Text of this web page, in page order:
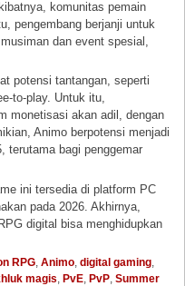
komunitas pemain
pengembang berjanji untuk
dan event spesial,
potensi tantangan, seperti
to-play. Untuk itu,
monetisasi akan adil, dengan
Animo berpotensi menjadi
terutama bagi penggemar
ini tersedia di platform PC
pada 2026. Akhirnya,
digital bisa menghidupkan
RPG Animo digital gaming
magis PvE PvP Summer